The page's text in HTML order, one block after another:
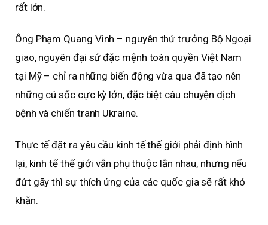
rất lớn.
Ông Phạm Quang Vinh – nguyên thứ trưởng Bộ Ngoại
giao, nguyên đại sứ đặc mệnh toàn quyền Việt Nam
tại Mỹ – chỉ ra những biến động vừa qua đã tạo nên
những cú sốc cực kỳ lớn, đặc biệt câu chuyện dịch
bệnh và chiến tranh Ukraine.
Thực tế đặt ra yêu cầu kinh tế thế giới phải định hình
lại, kinh tế thế giới vẫn phụ thuộc lẫn nhau, nhưng nếu
đứt gãy thì sự thích ứng của các quốc gia sẽ rất khó
khăn.